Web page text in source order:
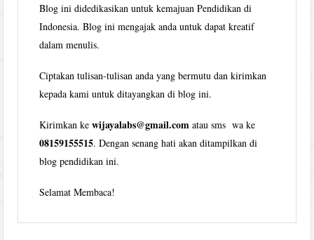
Blog ini didedikasikan untuk kemajuan Pendidikan di
Indonesia. Blog ini mengajak anda untuk dapat kreatif
dalam menulis.
Ciptakan tulisan-tulisan anda yang bermutu dan kirimkan
kepada kami untuk ditayangkan di blog ini.
Kirimkan kewijayalabs@gmail.com atau sms wa ke
08159155515. Dengan senang hati akan ditampilkan di
blog pendidikan ini.
Selamat Membaca!